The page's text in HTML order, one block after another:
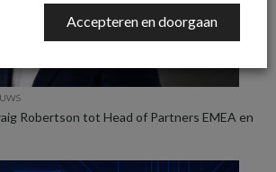
Robertson tot Head of Partners EMEA en
Accepteren en doorgaan